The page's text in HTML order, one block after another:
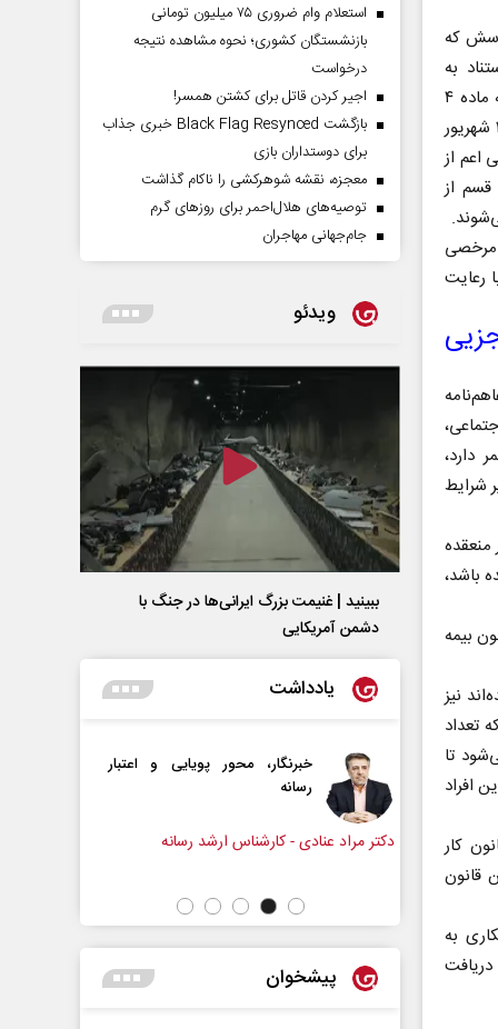
که
به
دادنامه‌های هیات عمومی دیوان عدالت اداری گفت: با توجه به تبصره ۵ الحاقی به ماده ۴
قانون تأمین‌اجتماعی و تبصره ذیل ماده ۵۱ قانون اصلاح قانون نظام صنفی(مصوب ۱۲ شهریور
اعم از
از
مرخصی
رعایت
اجتماعی،
دارد،
شرایط
منعقده
باشد،
تأمین‌اجتماعی تأکید کرد: مطابق تبصره ۳ ماده ۷ قانون بیمه
نیز
تعداد
می‌شود تا
افراد
کار
قانون
به
استعلام وام ضروری ۷۵ میلیون تومانی
بازنشستگان کشوری؛ نحوه مشاهده نتیجه
درخواست
اجیر کردن قاتل برای کشتن همسر!
بازگشت Black Flag Resynced خبری جذاب
برای دوستداران بازی
معجزه، نقشه شوهرکشی را ناکام گذاشت
توصیه‌های هلال‌احمر برای روز‌های گرم
جام‌جهانی مهاجران
ویدئو
ببینید | غنیمت بزرگ ایرانی‌ها در جنگ با
دشمن آمریکایی
یادداشت
محور پویایی و اعتبار
ارشد رسانه
دروازه‌بانی اندوه در مسیر امید
پیشخوان